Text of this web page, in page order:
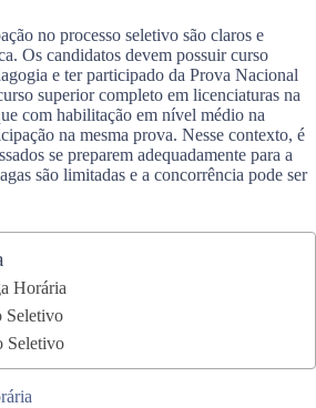
no processo seletivo são claros e
Os candidatos devem possuir curso
e ter participado da Prova Nacional
superior completo em licenciaturas na
com habilitação em nível médio na
na mesma prova. Nesse contexto, é
se preparem adequadamente para a
são limitadas e a concorrência pode ser
Horária
Seletivo
Seletivo